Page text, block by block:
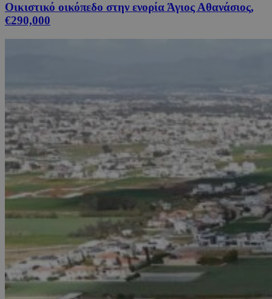
Οικιστικό οικόπεδο στην ενορία Άγιος Αθανάσιος,
€290,000